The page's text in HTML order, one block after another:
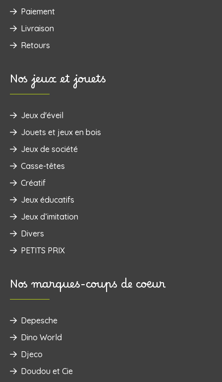
Paiement
Livraison
Retours
Nos jeux et jouets
Jeux d'éveil
‌Jouets et jeux en bois
Jeux de société
Casse-têtes
Créatif
Jeux éducatifs
Jeux d’imitation
Divers
PETITS PRIX
Nos marques-coups de coeur
Depesche
Dino World
Djeco
Doudou et Cie